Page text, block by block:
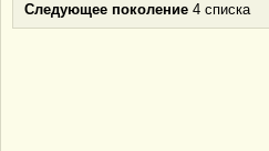
Следующее поколение 4 списка